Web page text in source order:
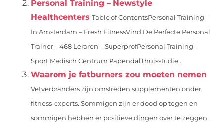
Personal Training – Newstyle
Healthcenters Table of ContentsPersonal Training –
In Amsterdam – Fresh FitnessVind De Perfecte Personal
Trainer – 468 Leraren – SuperprofPersonal Training –
Sport Medisch Centrum PapendalThuisstudie...
Waarom je fatburners zou moeten nemen
Vetverbranders zijn omstreden supplementen onder
fitness-experts. Sommigen zijn er dood op tegen en
sommigen hebben er positieve dingen over te zeggen.